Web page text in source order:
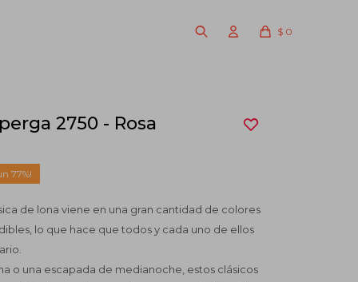
$ 0
2750 - Rosa
77
de lona viene en una gran cantidad de colores
lo que hace que todos y cada uno de ellos
o una escapada de medianoche, estos clásicos